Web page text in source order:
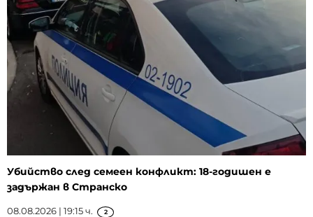
Убийство след семеен конфликт: 18-годишен е
задържан в Странско
08.08.2026 | 19:15 ч. 2